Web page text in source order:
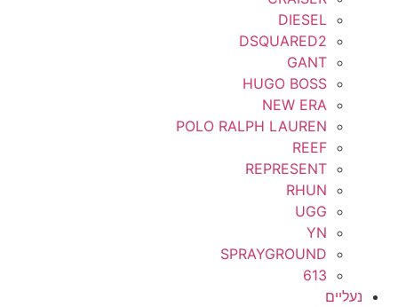
DIESEL
DSQUARED2
GANT
HUGO BOSS
NEW ERA
POLO RALPH LAUREN
REEF
REPRESENT
RHUN
UGG
YN
SPRAYGROUND
613
נעליים